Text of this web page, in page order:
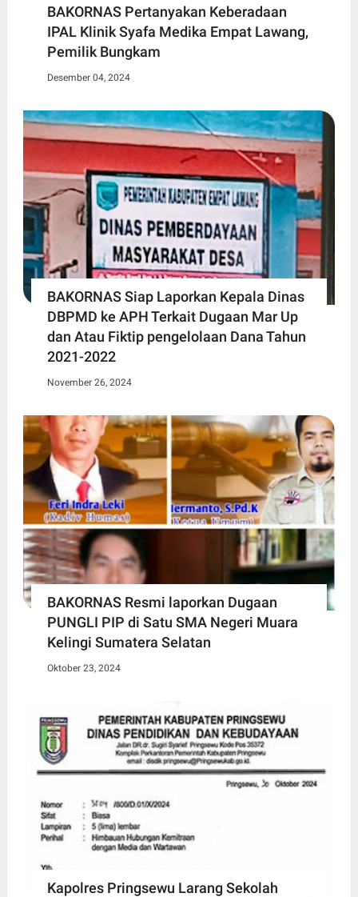
BAKORNAS Pertanyakan Keberadaan
IPAL Klinik Syafa Medika Empat Lawang,
Pemilik Bungkam
Desember 04, 2024
BAKORNAS Siap Laporkan Kepala Dinas
DBPMD ke APH Terkait Dugaan Mar Up
dan Atau Fiktip pengelolaan Dana Tahun
2021-2022
November 26, 2024
BAKORNAS Resmi laporkan Dugaan
PUNGLI PIP di Satu SMA Negeri Muara
Kelingi Sumatera Selatan
Oktober 23, 2024
Kapolres Pringsewu Larang Sekolah